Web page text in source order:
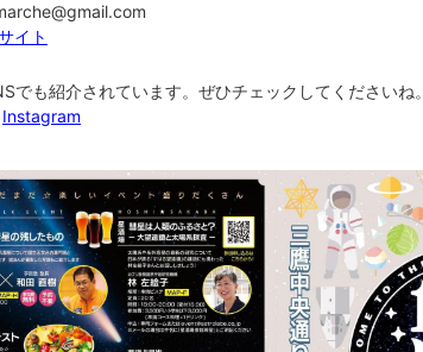
イト
でも紹介されています。ぜひチェックしてくださいね。
Instagram